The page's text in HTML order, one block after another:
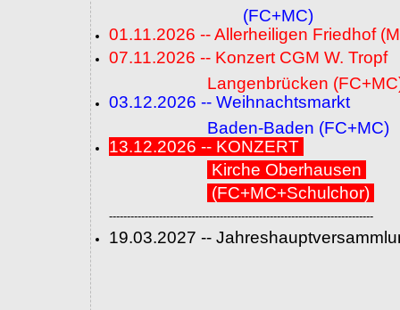
(FC+MC)
01.11.2026 -- Allerheiligen Friedhof
07.11.2026 -- Konzert CGM W. Tropf
Langenbrücken
03.12.2026 -- Weihnachtsmarkt
Baden-Baden (FC+MC)
13.12.2026 -- KONZERT
Kirche Oberhausen
(FC+MC+Schulchor)
--------------------------------------------------------------------------
19.03.2027 --